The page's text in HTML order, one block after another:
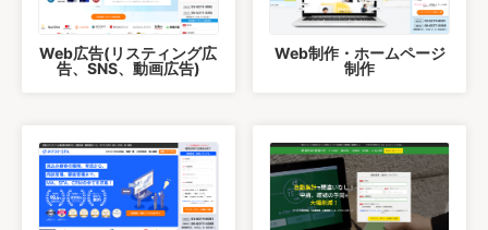
Web広告(リスティング広
告、SNS、動画広告)
Web制作・ホームページ
制作